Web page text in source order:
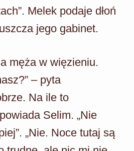
Melek podaje dłoń
jego gabinet.
męża w więzieniu.
– pyta
Na ile to
Selim. „Nie
„Nie. Noce tutaj są